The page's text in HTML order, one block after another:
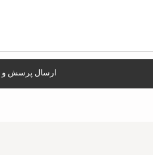
ارسال پرسش و